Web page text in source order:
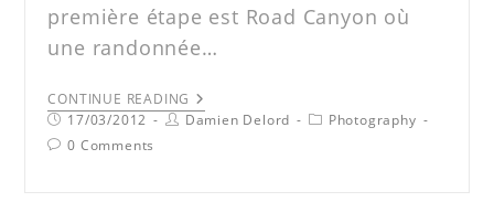
première étape est Road Canyon où
une randonnée…
CONTINUE READING
17/03/2012
Damien Delord
Photography
0 Comments